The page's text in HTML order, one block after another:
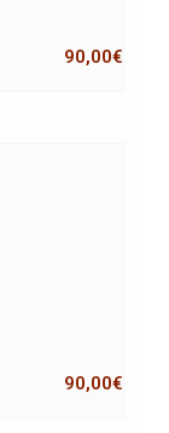
90,00€
90,00€